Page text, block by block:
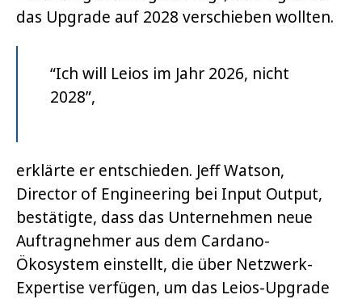
das Upgrade auf 2028 verschieben wollten.
“Ich will Leios im Jahr 2026, nicht
2028”,
erklärte er entschieden. Jeff Watson,
Director of Engineering bei Input Output,
bestätigte, dass das Unternehmen neue
Auftragnehmer aus dem Cardano-
Ökosystem einstellt, die über Netzwerk-
Expertise verfügen, um das Leios-Upgrade